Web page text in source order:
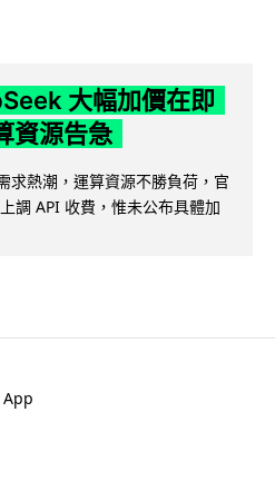
大幅加價在即
資源告急
求熱潮，運算資源不勝負荷，官
調 API 收費，惟未公布具體加
App